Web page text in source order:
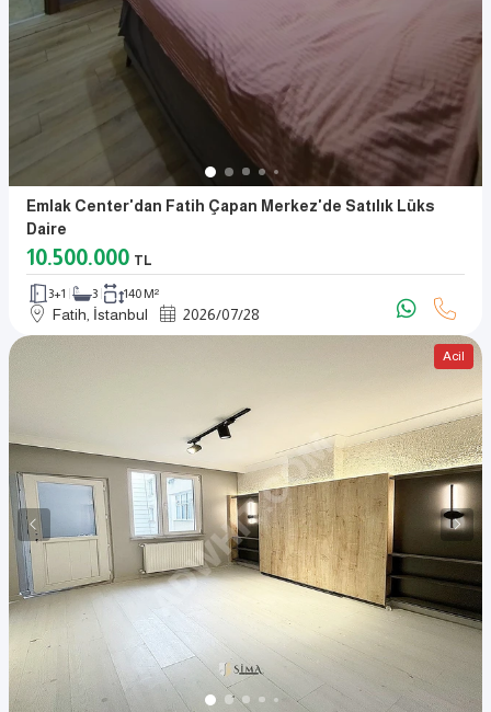
Emlak Center'dan Fatih Çapan Merkez'de Satılık Lüks
Daire
10.500.000 TL
3+1 3 140 M²
Fatih, İstanbul 2026/07/28
Acil